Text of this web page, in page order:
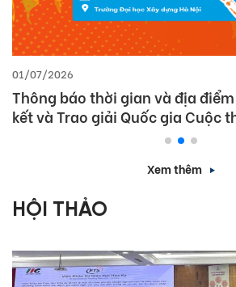
01/07/2026
Thông báo thời gian và địa
kết và Trao giải Quốc gia Cuộc
Xem thêm
HỘI THẢO